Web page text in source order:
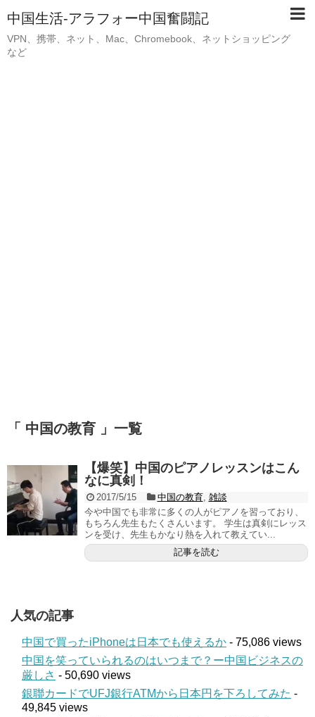
中国生活-アラフォー中国奮闘記
VPN、携帯、ネット、Mac、Chromebook、ネットショッピング
など
「 中国の教育 」一覧
【爆笑】中国のピアノレッスンはこん
なに真剣！
2017/5/15 中国の教育, 雑談
今や中国でも非常に多くの人がピアノを習っており、
もちろん先生もたくさんいます。 学生は真剣にレッス
ンを受け、先生もかなり熱を入れて教えてい...
記事を読む
人気の記事
中国で買ったiPhoneは日本でも使えるか - 75,086 views
中国を笑っていられるのはいつまで？ー中国ビジネスの
厳しさ - 50,690 views
銀聯カードでUFJ銀行ATMから日本円を下ろしてみた -
49,845 views